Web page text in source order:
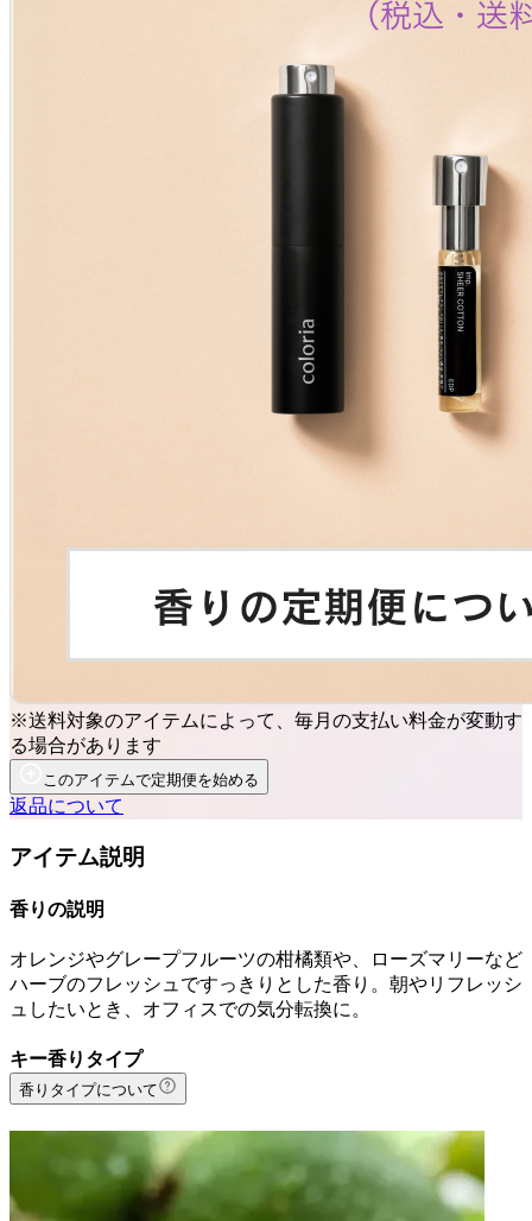
※送料対象のアイテムによって、毎月の支払い料金が変動す
る場合があります
このアイテムで定期便を始める
返品について
アイテム説明
香りの説明
オレンジやグレープフルーツの柑橘類や、ローズマリーなど
ハーブのフレッシュですっきりとした香り。朝やリフレッシ
ュしたいとき、オフィスでの気分転換に。
キー香りタイプ
香りタイプについて